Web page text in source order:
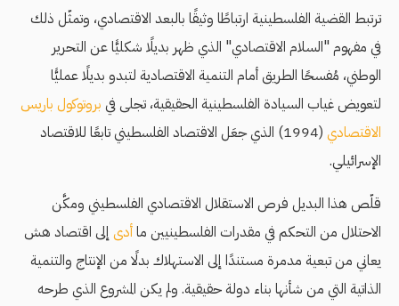
ترتبط القضية الفلسطينية ارتباطًا وثيقًا بالبعد الاقتصادي، وتمثّل ذلك
في مفهوم "السلام الاقتصادي" الذي ظهر بديلًا شكليًّا عن التحرير
الوطني، مُفسحًا الطريق أمام التنمية الاقتصادية لتبدو بديلًا عمليًّا
لتعويض غياب السيادة الفلسطينية الحقيقية، تجلى في بروتوكول باريس
الاقتصادي
(1994) الذي جعَل الاقتصاد الفلسطيني تابعًا للاقتصاد
الإسرائيلي.
قلّص هذا البديل فرص الاستقلال الاقتصادي الفلسطيني ومكَّن
الاحتلال من التحكم في مقدرات الفلسطينيين ماأدى إلى اقتصاد هش
يعاني من تبعية مدمرة مستندًا إلى الاستهلاك بدلًا من الإنتاج والتنمية
الذاتية التي من شأنها بناء دولة حقيقية. ولم يكن المشروع الذي طرحه